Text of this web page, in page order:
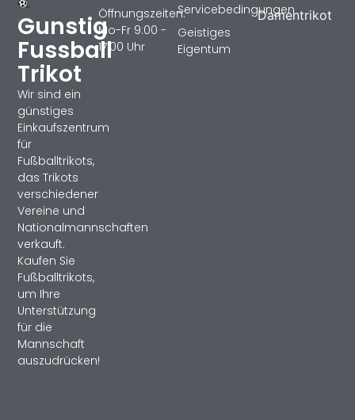
Gunstig
Fussball
Trikot
Wir sind ein
günstiges
Einkaufszentrum
für
Fußballtrikots,
das Trikots
verschiedener
Vereine und
Nationalmannschaften
verkauft.
Kaufen Sie
Fußballtrikots,
um Ihre
Unterstützung
für die
Mannschaft
auszudrücken!
Damentrikot
Servicebedingungen
Geistiges
Eigentum
Öffnungszeiten:
Mo-Fr 9:00 -
17:00 Uhr